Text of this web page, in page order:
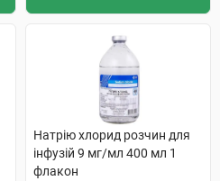
Натрію хлорид розчин для
інфузій 9 мг/мл 400 мл 1
флакон